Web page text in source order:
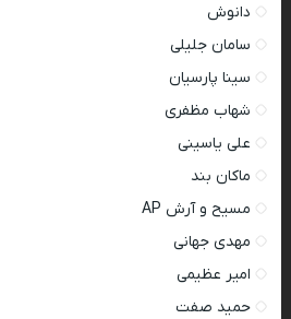
دانوش
سامان جلیلی
سینا پارسیان
شهاب مظفری
علی یاسینی
ماکان بند
مسیح و آرش AP
مهدی جهانی
امیر عظیمی
حمید صفت